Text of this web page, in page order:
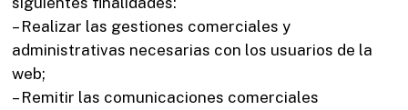
– Realizar las gestiones comerciales y
administrativas necesarias con los usuarios de la
web;
– Remitir las comunicaciones comerciales